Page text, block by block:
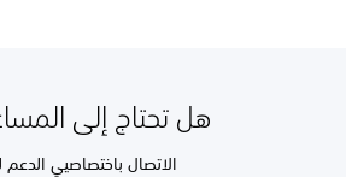
هل تحتاج إلى
الاتصال باختصاصيي الدعم